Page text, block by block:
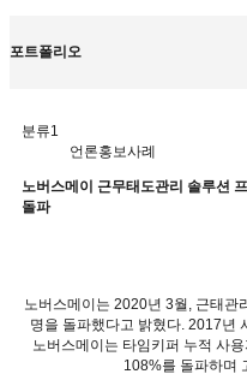
포트폴리오
분류1
언론홍보사례
노버스메이 근무태도관리 솔루션
돌파
노버스메이는 2020년 3월 , 근태관
명을 돌파했다고 밝혔다. 2017년
노버스메이는 타임키퍼 누적 사
108%를 돌파하며